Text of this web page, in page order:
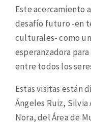
Este acercamiento
desafío futuro -en
culturales- como
esperanzadora
entre todos los
Estas visitas están
Ángeles Ruiz, Silvia
Nora, del Área de